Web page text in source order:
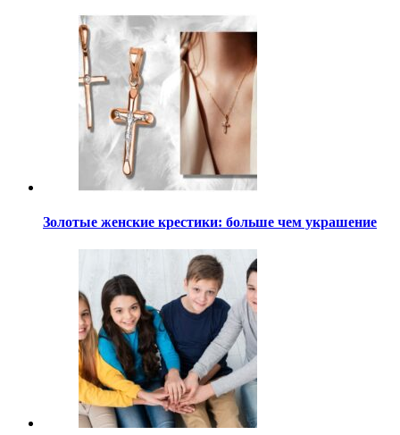
Золотые женские крестики: больше чем украшение